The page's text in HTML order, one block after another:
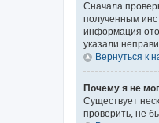
Сначала
полученным
информация
указали
Вернуться к
Почему я не
Существует
проверить, не